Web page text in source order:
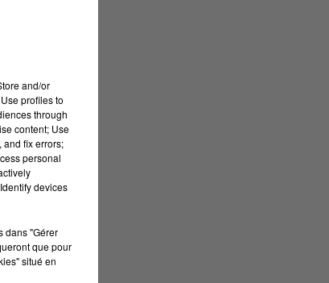
and/or
profiles to
through
content; Use
and fix errors;
personal
devices
dans "Gérer
que pour
situé en